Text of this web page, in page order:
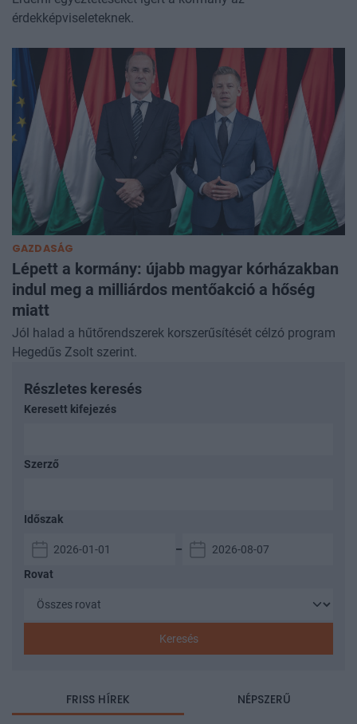
érdekképviseleteknek.
GAZDASÁG
Lépett a kormány: újabb magyar kórházakban
indul meg a milliárdos mentőakció a hőség
miatt
Jól halad a hűtőrendszerek korszerűsítését célzó program
Hegedűs Zsolt szerint.
Részletes keresés
Keresett kifejezés
Szerző
Időszak
–
Rovat
Keresés
FRISS HÍREK NÉPSZERŰ